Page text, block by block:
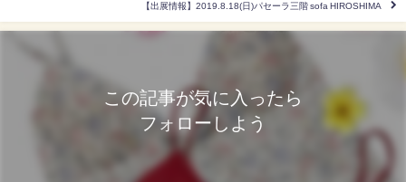
【出展情報】2019.8.18(日)パセーラ三階 sofa HIROSHIMA
この記事が気に入ったら
フォローしよう